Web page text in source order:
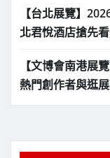
【台北展覽】
北君悅酒店搶先
【文博會南港展
熱門創作者與逛